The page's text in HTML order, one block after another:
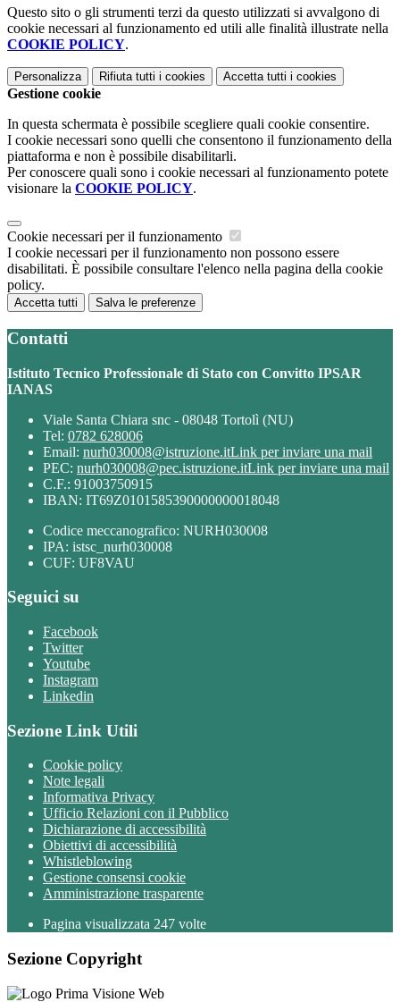
Questo sito o gli strumenti terzi da questo utilizzati si avvalgono di
cookie necessari al funzionamento ed utili alle finalità illustrate nella
COOKIE POLICY.
Personalizza Rifiuta tutti i cookies Accetta tutti i cookies
Gestione cookie
In questa schermata è possibile scegliere quali cookie consentire.
I cookie necessari sono quelli che consentono il funzionamento della
piattaforma e non è possibile disabilitarli.
Per conoscere quali sono i cookie necessari al funzionamento potete
visionare la COOKIE POLICY.
Cookie necessari per il funzionamento
I cookie necessari per il funzionamento non possono essere
disabilitati. È possibile consultare l'elenco nella pagina della cookie
policy.
Accetta tutti Salva le preferenze
Contatti
Istituto Tecnico Professionale di Stato con Convitto IPSAR
IANAS
Viale Santa Chiara snc - 08048 Tortolì (NU)
Tel: 0782 628006
Email: nurh030008@istruzione.itLink per inviare una mail
PEC: nurh030008@pec.istruzione.itLink per inviare una mail
C.F.: 91003750915
IBAN: IT69Z0101585390000000018048
Codice meccanografico: NURH030008
IPA: istsc_nurh030008
CUF: UF8VAU
Seguici su
Facebook
Twitter
Youtube
Instagram
Linkedin
Sezione Link Utili
Cookie policy
Note legali
Informativa Privacy
Ufficio Relazioni con il Pubblico
Dichiarazione di accessibilità
Obiettivi di accessibilità
Whistleblowing
Gestione consensi cookie
Amministrazione trasparente
Pagina visualizzata 247 volte
Sezione Copyright